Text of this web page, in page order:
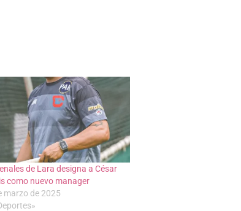
de Lara designa a César
como nuevo manager
marzo de 2025